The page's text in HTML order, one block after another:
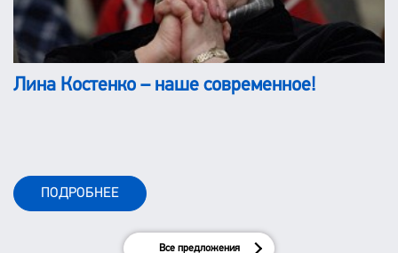
Лина Костенко – наше современное!
ПОДРОБНЕЕ
Все предложения